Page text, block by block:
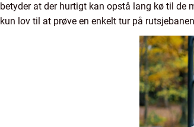
betyder at der hurtigt kan opstå lang kø til de
kun lov til at prøve en enkelt tur på